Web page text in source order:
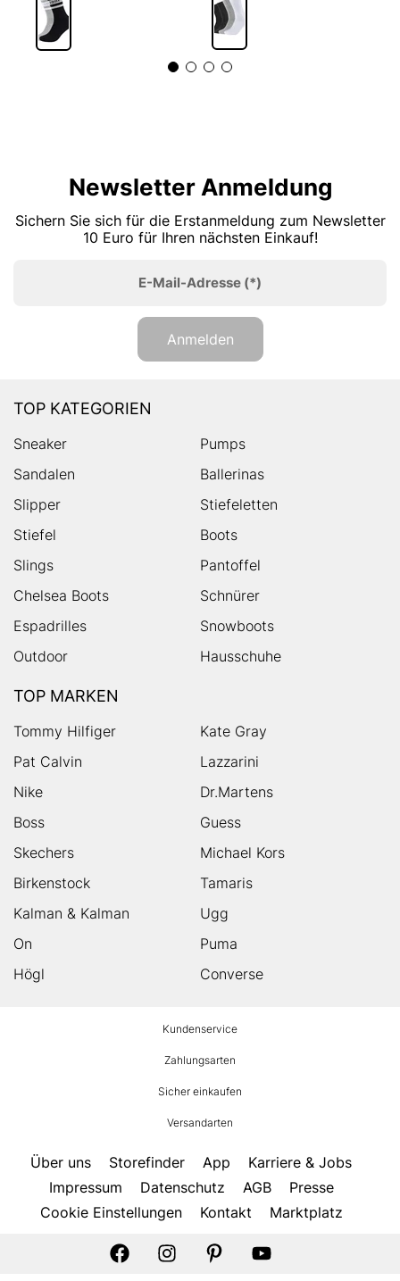
Newsletter Anmeldung
Sichern Sie sich für die Erstanmeldung zum Newsletter
10 Euro für Ihren nächsten Einkauf!
E-Mail-Adresse (*)
Anmelden
TOP KATEGORIEN
Sneaker
Pumps
Sandalen
Ballerinas
Slipper
Stiefeletten
Stiefel
Boots
Slings
Pantoffel
Chelsea Boots
Schnürer
Espadrilles
Snowboots
Outdoor
Hausschuhe
TOP MARKEN
Tommy Hilfiger
Kate Gray
Pat Calvin
Lazzarini
Nike
Dr.Martens
Boss
Guess
Skechers
Michael Kors
Birkenstock
Tamaris
Kalman & Kalman
Ugg
On
Puma
Högl
Converse
Kundenservice
Zahlungsarten
Sicher einkaufen
Versandarten
Über uns Storefinder App
Karriere & Jobs
Impressum
Datenschutz AGB
Presse
Cookie Einstellungen
Kontakt Marktplatz